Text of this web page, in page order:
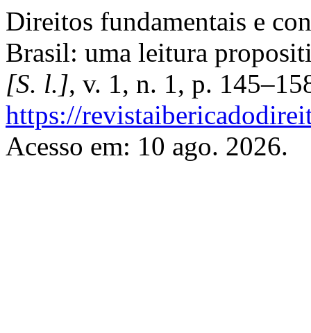
Direitos fundamentais e
Brasil: uma leitura
[S. l.], v. 1, n. 1, p.
https://
Acesso em: 10 ago. 2026.